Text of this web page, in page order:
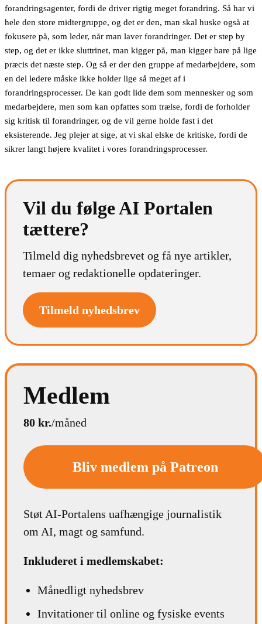
forandringsagenter, fordi de driver rigtig meget forandring. Så har vi
hele den store midtergruppe, og det er den, man skal huske også at
fokusere på, som leder, når man laver forandringer. Det er step by
step, og det er ikke sluttrinet, man kigger på, man kigger bare på lige
præcis det næste step. Og så er der den gruppe af medarbejdere, som
en del ledere måske ikke holder lige så meget af i
forandringsprocesser. De kan godt lide dem som mennesker og som
medarbejdere, men som kan opfattes som trælse, fordi de forholder
sig kritisk til forandringer, og de vil gerne holde fast i det
eksisterende. Jeg plejer at sige, at vi skal elske de kritiske, fordi de
sikrer langt højere kvalitet i vores forandringsprocesser.
Vil du følge AI Portalen
tættere?
Tilmeld dig nyhedsbrevet og få nye artikler,
temaer og redaktionelle opdateringer.
Tilmeld nyhedsbrev
Medlem
80 kr./måned
Bliv medlem på Patreon
Støt AI-Portalens uafhængige journalistik
om AI, magt og samfund.
Inkluderet i medlemskabet:
Månedligt nyhedsbrev
Invitationer til online og fysiske events